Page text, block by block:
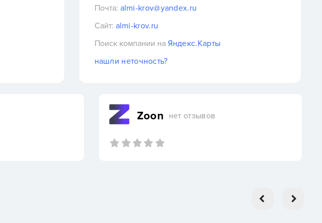
Почта: almi-krov@yandex.ru
Сайт: almi-krov.ru
Поиск компании на Яндекс.Карты
нашли неточность?
Zoon нет отзывов